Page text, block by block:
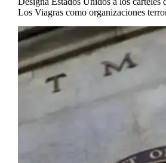
Los Viagras como organizaciones